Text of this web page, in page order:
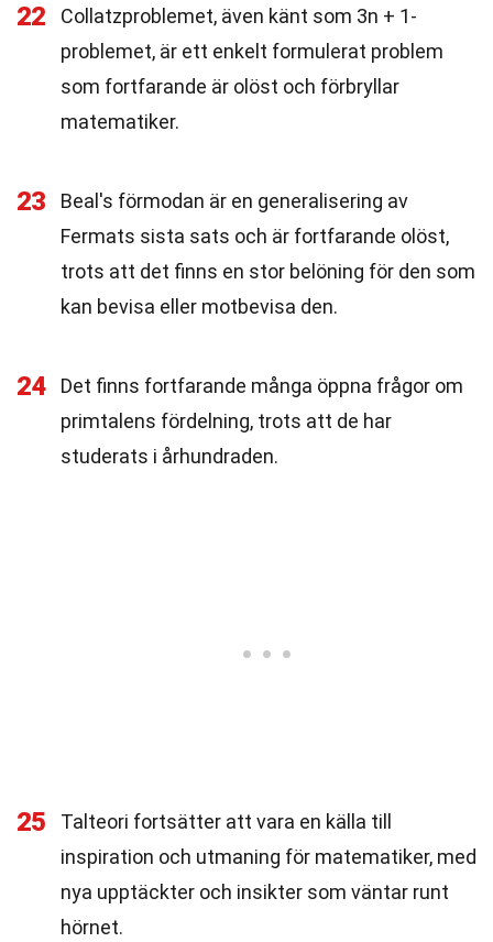
22
Collatzproblemet, även känt som 3n + 1-
problemet, är ett enkelt formulerat problem
som fortfarande är olöst och förbryllar
matematiker.
23
Beal's förmodan är en generalisering av
Fermats sista sats och är fortfarande olöst,
trots att det finns en stor belöning för den som
kan bevisa eller motbevisa den.
24
Det finns fortfarande många öppna frågor om
primtalens fördelning, trots att de har
studerats i århundraden.
25
Talteori fortsätter att vara en källa till
inspiration och utmaning för matematiker, med
nya upptäckter och insikter som väntar runt
hörnet.